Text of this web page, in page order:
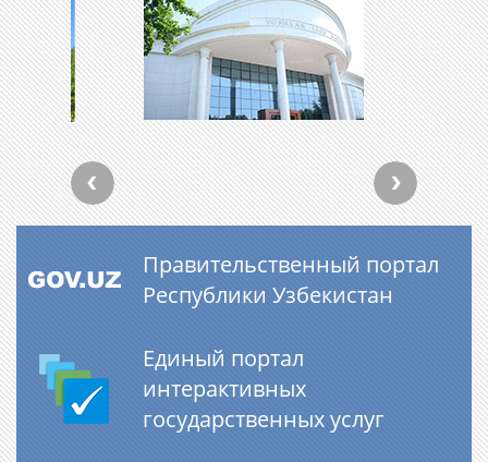
Правительственный портал
Республики Узбекистан
Единый портал
интерактивных
государственных услуг